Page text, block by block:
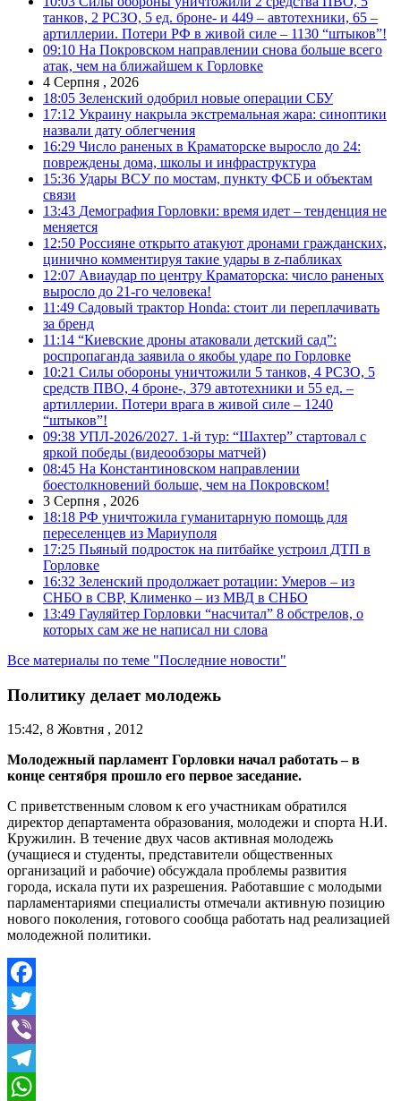
танков, 2 РСЗО, 5 ед. броне- и 449 – автотехники, 65 –
артиллерии. Потери РФ в живой силе – 1130 “штыков”!
09:10 На Покровском направлении снова больше всего
атак, чем на ближайшем к Горловке
4 Серпня , 2026
18:05 Зеленский одобрил новые операции СБУ
17:12 Украину накрыла экстремальная жара: синоптики
назвали дату облегчения
16:29 Число раненых в Краматорске выросло до 24:
повреждены дома, школы и инфраструктура
15:36 Удары ВСУ по мостам, пункту ФСБ и объектам
связи
13:43 Демография Горловки: время идет – тенденция не
меняется
12:50 Россияне открыто атакуют дронами гражданских,
цинично комментируя такие удары в z-пабликах
12:07 Авиаудар по центру Краматорска: число раненых
выросло до 21-го человека!
11:49 Садовый трактор Honda: стоит ли переплачивать
за бренд
11:14 “Киевские дроны атаковали детский сад”:
роспропаганда заявила о якобы ударе по Горловке
10:21 Силы обороны уничтожили 5 танков, 4 РСЗО, 5
средств ПВО, 4 броне-, 379 автотехники и 55 ед. –
артиллерии. Потери врага в живой силе – 1240
“штыков”!
09:38 УПЛ-2026/2027. 1-й тур: “Шахтер” стартовал с
яркой победы (видеообзоры матчей)
08:45 На Константиновском направлении
боестолкновений больше, чем на Покровском!
3 Серпня , 2026
18:18 РФ уничтожила гуманитарную помощь для
переселенцев из Мариуполя
17:25 Пьяный подросток на питбайке устроил ДТП в
Горловке
16:32 Зеленский продолжает ротации: Умеров – из
СНБО в СВР, Клименко – из МВД в СНБО
13:49 Гауляйтер Горловки “насчитал” 8 обстрелов, о
которых сам же не написал ни слова
Все материалы по теме "Последние новости"
Политику делает молодежь
15:42, 8 Жовтня , 2012
Молодежный парламент Горловки начал работать – в
конце сентября прошло его первое заседание.
С приветственным словом к его участникам обратился
директор департамента образования, молодежи и спорта Н.И.
Кружилин. В течение двух часов активная молодежь
(учащиеся и студенты, представители общественных
организаций и рабочие) обсуждала проблемы развития
города, искала пути их разрешения. Работавшие с молодыми
парламентариями специалисты отмечали активную позицию
нового поколения, готового сообща работать над реализацией
молодежной политики.
Facebook
Twitter
Viber
Telegram